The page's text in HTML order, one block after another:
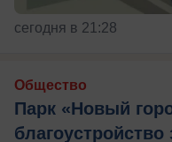
сегодня в 21:28
Общество
Парк «Новый